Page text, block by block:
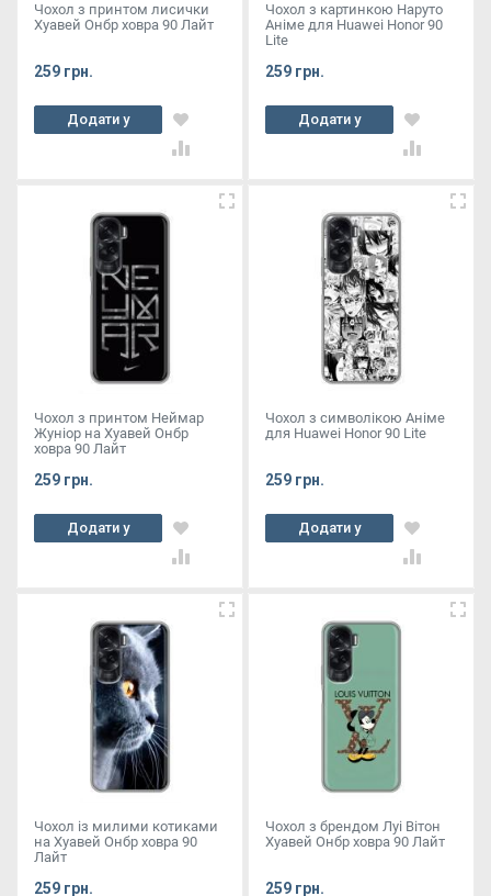
Чохол з принтом лисички
Хуавей Онбр ховра 90 Лайт
259 грн.
Додати у
кошик
Чохол з картинкою Наруто
Аніме для Huawei Honor 90
Lite
259 грн.
Додати у
кошик
Чохол з принтом Неймар
Жуніор на Хуавей Онбр
ховра 90 Лайт
259 грн.
Додати у
кошик
Чохол з символікою Аніме
для Huawei Honor 90 Lite
259 грн.
Додати у
кошик
Чохол із милими котиками
на Хуавей Онбр ховра 90
Лайт
259 грн.
Чохол з брендом Луі Вітон
Хуавей Онбр ховра 90 Лайт
259 грн.